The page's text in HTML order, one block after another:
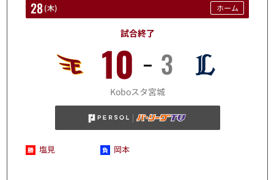
8/28
28(木) ホーム
試合終了
10 3
Koboスタ宮城
塩見 岡本